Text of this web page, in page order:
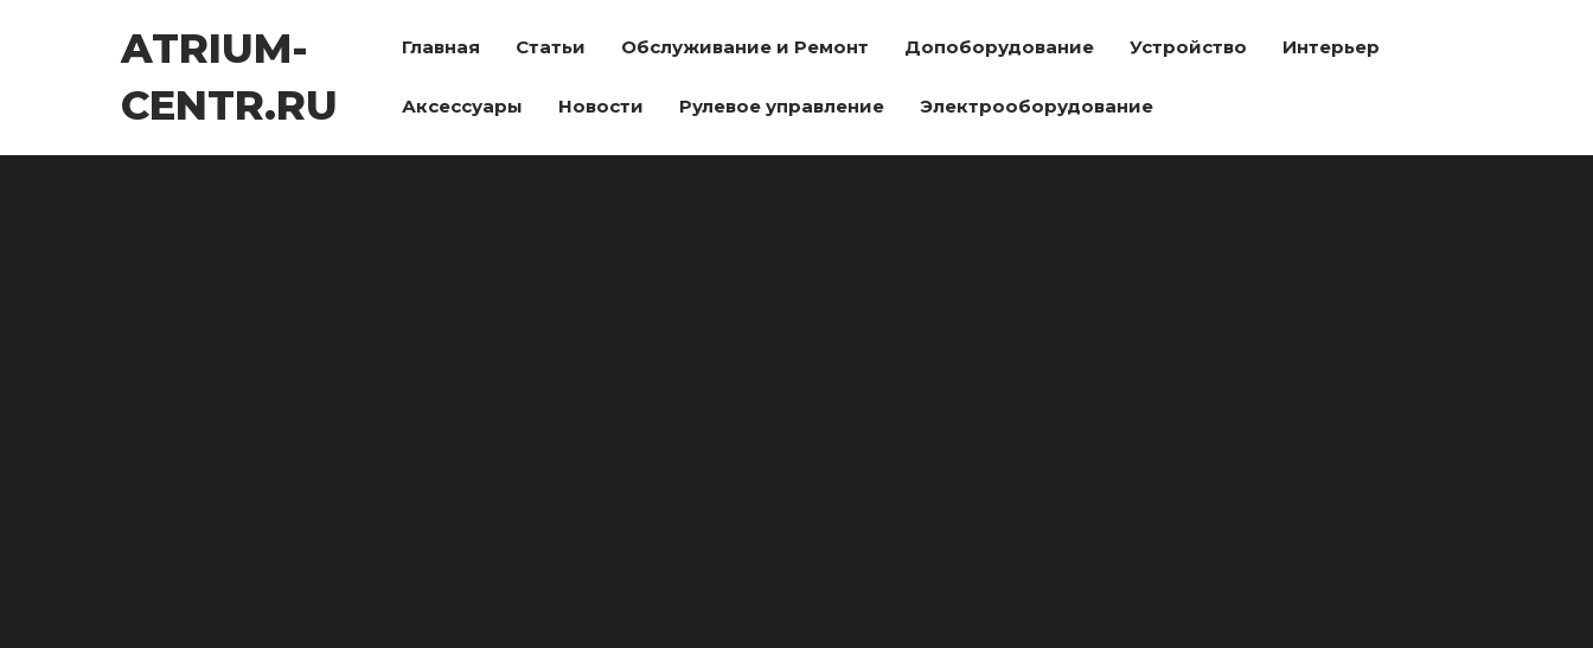
содержимомуATRIUM-
CENTR.RU
Главная Статьи Обслуживание и Ремонт Допоборудование Устройство Интерьер
Аксессуары Новости Рулевое управление Электрооборудование